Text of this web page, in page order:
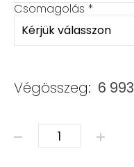
Csomagolás *
Végösszeg: 6 993